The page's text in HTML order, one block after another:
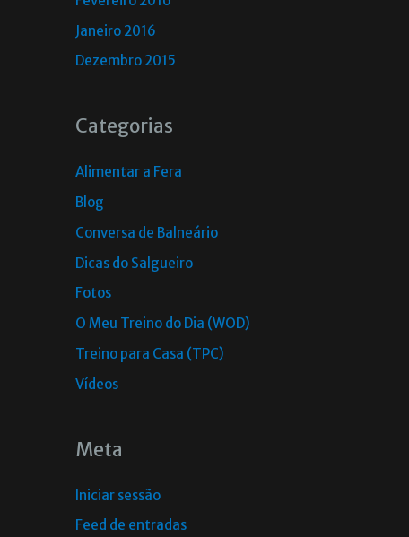
Janeiro 2016
Dezembro 2015
Categorias
Alimentar a Fera
Blog
Conversa de Balneário
Dicas do Salgueiro
Fotos
O Meu Treino do Dia (WOD)
Treino para Casa (TPC)
Vídeos
Meta
Iniciar sessão
Feed de entradas